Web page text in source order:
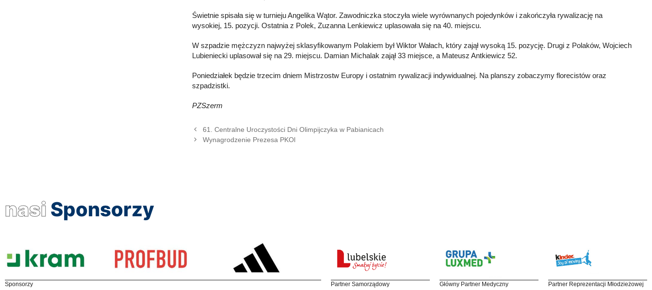
Świetnie spisała się w turnieju Angelika Wątor. Zawodniczka stoczyła wiele wyrównanych pojedynków i zakończyła rywalizację na
wysokiej, 15. pozycji. Ostatnia z Polek, Zuzanna Lenkiewicz uplasowała się na 40. miejscu.
W szpadzie mężczyzn najwyżej sklasyfikowanym Polakiem był Wiktor Wałach, który zajął wysoką 15. pozycję. Drugi z Polaków, Wojciech
Lubieniecki uplasował się na 29. miejscu. Damian Michalak zajął 33 miejsce, a Mateusz Antkiewicz 52.
Poniedziałek będzie trzecim dniem Mistrzostw Europy i ostatnim rywalizacji indywidualnej. Na planszy zobaczymy florecistów oraz
szpadzistki.
PZSzerm
61. Centralne Uroczystości Dni Olimpijczyka w Pabianicach
Wynagrodzenie Prezesa PKOl
nasi Sponsorzy
Sponsorzy Partner Samorządowy Główny Partner Medyczny Partner Reprezentacji Młodzieżowej